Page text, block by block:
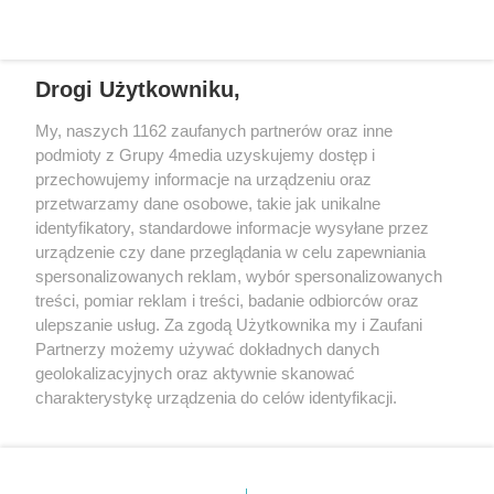
Wydawcąhalorzeszow.pljest:
STOWARZYSZENIE INICJATYW SPOŁECZNYCH PERSPEKTYWA
Adres do korespondencji:
ul. Piastów 3/2035-077 Rzeszów
kontakt@halorzeszow.pl
Redakcja Reklama Kontakt
Patronat medialny
Regulamin portalu
Polityka prywatności
Drogi Użytkowniku,
My, naszych 1162 zaufanych partnerów oraz inne
podmioty z Grupy 4media uzyskujemy dostęp i
przechowujemy informacje na urządzeniu oraz
przetwarzamy dane osobowe, takie jak unikalne
identyfikatory, standardowe informacje wysyłane przez
urządzenie czy dane przeglądania w celu zapewniania
spersonalizowanych reklam, wybór spersonalizowanych
treści, pomiar reklam i treści, badanie odbiorców oraz
ulepszanie usług. Za zgodą Użytkownika my i Zaufani
Partnerzy możemy używać dokładnych danych
geolokalizacyjnych oraz aktywnie skanować
charakterystykę urządzenia do celów identyfikacji.